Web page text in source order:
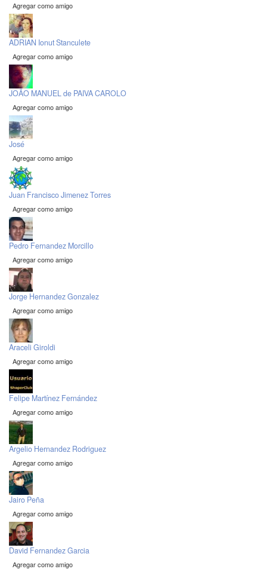
Agregar como amigo
ADRIAN Ionut Stanculete
Agregar como amigo
JOÃO MANUEL de PAIVA CAROLO
Agregar como amigo
José
Agregar como amigo
Juan Francisco Jimenez Torres
Agregar como amigo
Pedro Fernandez Morcillo
Agregar como amigo
Jorge Hernandez Gonzalez
Agregar como amigo
Araceli Giroldi
Agregar como amigo
Felipe Martínez Fernández
Agregar como amigo
Argelio Hernandez Rodriguez
Agregar como amigo
Jairo Peña
Agregar como amigo
David Fernandez Garcia
Agregar como amigo